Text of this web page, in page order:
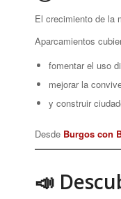
El crecimiento de la
Aparcamientos
fomentar el uso
mejorar la
y construir
Desde Burgos con
📣